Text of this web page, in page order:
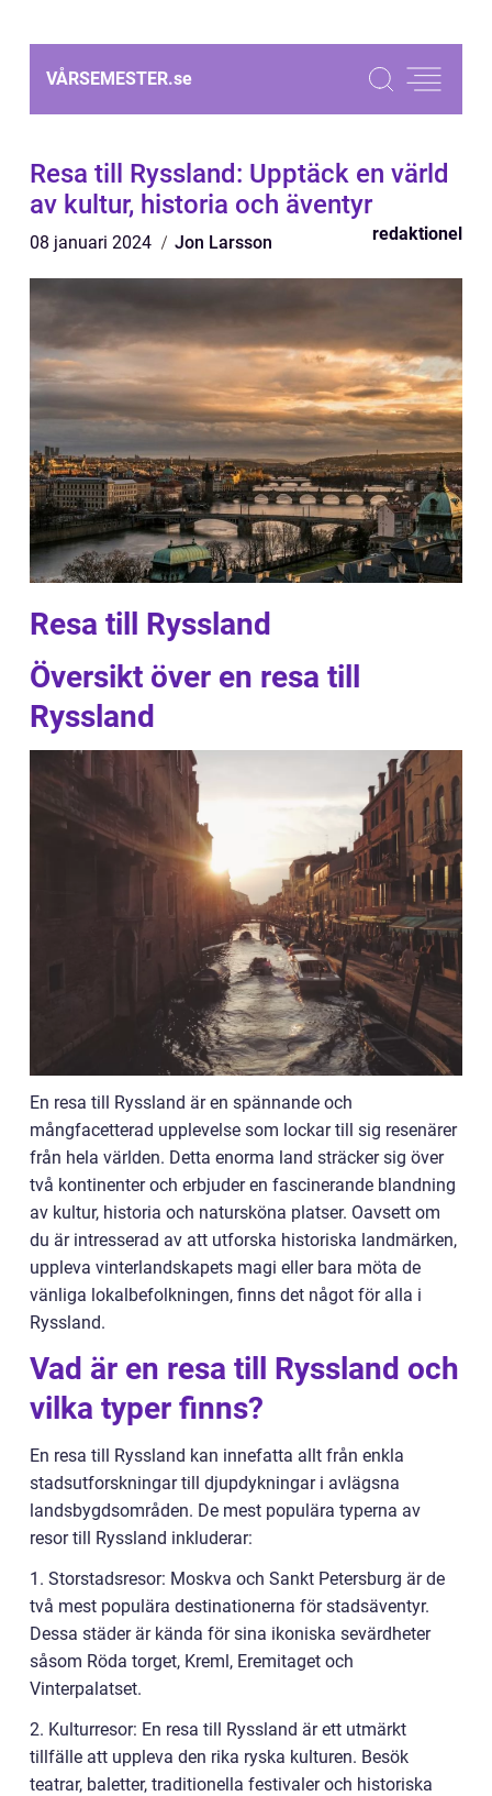
VÅRSEMESTER.se
Resa till Ryssland: Upptäck en värld
av kultur, historia och äventyr
08 januari 2024 Jon Larsson redaktionel
Resa till Ryssland
Översikt över en resa till
Ryssland
En resa till Ryssland är en spännande och
mångfacetterad upplevelse som lockar till sig resenärer
från hela världen. Detta enorma land sträcker sig över
två kontinenter och erbjuder en fascinerande blandning
av kultur, historia och natursköna platser. Oavsett om
du är intresserad av att utforska historiska landmärken,
uppleva vinterlandskapets magi eller bara möta de
vänliga lokalbefolkningen, finns det något för alla i
Ryssland.
Vad är en resa till Ryssland och
vilka typer finns?
En resa till Ryssland kan innefatta allt från enkla
stadsutforskningar till djupdykningar i avlägsna
landsbygdsområden. De mest populära typerna av
resor till Ryssland inkluderar:
1. Storstadsresor: Moskva och Sankt Petersburg är de
två mest populära destinationerna för stadsäventyr.
Dessa städer är kända för sina ikoniska sevärdheter
såsom Röda torget, Kreml, Eremitaget och
Vinterpalatset.
2. Kulturresor: En resa till Ryssland är ett utmärkt
tillfälle att uppleva den rika ryska kulturen. Besök
teatrar, baletter, traditionella festivaler och historiska